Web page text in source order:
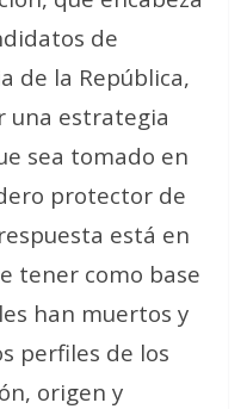
de
de la República,
una estrategia
sea tomado en
protector de
está en
tener como base
han muertos y
perfiles de los
origen y